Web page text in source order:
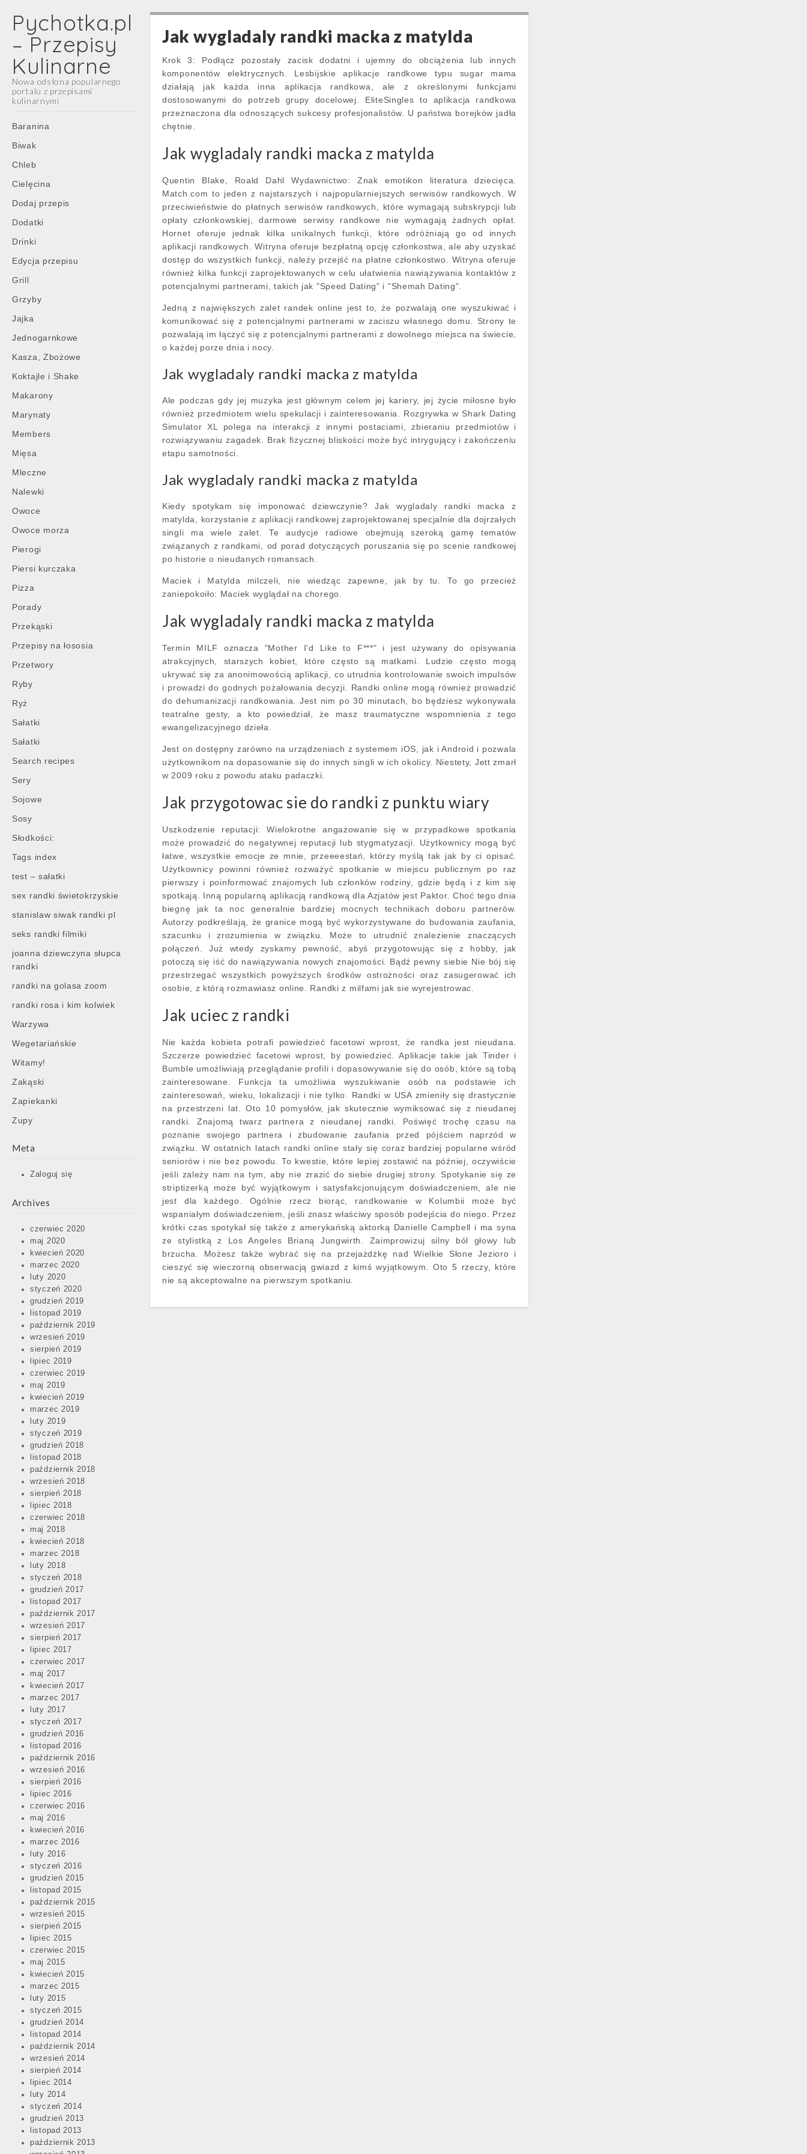
Pychotka.pl
– Przepisy
Kulinarne
Nowa odsłona popularnego
portalu z przepisami
kulinarnymi
Main
menu
Skip
content
Baranina
Biwak
Chleb
Cielęcina
Dodaj przepis
Dodatki
Drinki
Edycja przepisu
Grill
Grzyby
Jajka
Jednogarnkowe
Kasza, Zbożowe
Koktajle i Shake
Makarony
Marynaty
Members
Mięsa
Mleczne
Nalewki
Owoce
Owoce morza
Pierogi
Piersi kurczaka
Pizza
Porady
Przekąski
Przepisy na łososia
Przetwory
Ryby
Ryż
Sałatki
Sałatki
Search recipes
Sery
Sojowe
Sosy
Słodkości:
Tags index
test – sałatki
sex randki świetokrzyskie
stanislaw siwak randki pl
seks randki filmiki
joanna dziewczyna słupca
randki
randki na golasa zoom
randki rosa i kim kolwiek
Warzywa
Wegetariańskie
Witamy!
Zakąski
Zapiekanki
Zupy
Meta
Zaloguj się
Archives
czerwiec 2020
maj 2020
kwiecień 2020
marzec 2020
luty 2020
styczeń 2020
grudzień 2019
listopad 2019
październik 2019
wrzesień 2019
sierpień 2019
lipiec 2019
czerwiec 2019
maj 2019
kwiecień 2019
marzec 2019
luty 2019
styczeń 2019
grudzień 2018
listopad 2018
październik 2018
wrzesień 2018
sierpień 2018
lipiec 2018
czerwiec 2018
maj 2018
kwiecień 2018
marzec 2018
luty 2018
styczeń 2018
grudzień 2017
listopad 2017
październik 2017
wrzesień 2017
sierpień 2017
lipiec 2017
czerwiec 2017
maj 2017
kwiecień 2017
marzec 2017
luty 2017
styczeń 2017
grudzień 2016
listopad 2016
październik 2016
wrzesień 2016
sierpień 2016
lipiec 2016
czerwiec 2016
maj 2016
kwiecień 2016
marzec 2016
luty 2016
styczeń 2016
grudzień 2015
listopad 2015
październik 2015
wrzesień 2015
sierpień 2015
lipiec 2015
czerwiec 2015
maj 2015
kwiecień 2015
marzec 2015
luty 2015
styczeń 2015
grudzień 2014
listopad 2014
październik 2014
wrzesień 2014
sierpień 2014
lipiec 2014
luty 2014
styczeń 2014
grudzień 2013
listopad 2013
październik 2013
Jak wygladaly randki macka z matylda
Krok 3: Podłącz pozostały zacisk dodatni i ujemny do obciążenia lub innych
komponentów elektrycznych. Lesbijskie aplikacje randkowe typu sugar mama
działają jak każda inna aplikacja randkowa, ale z określonymi funkcjami
dostosowanymi do potrzeb grupy docelowej. EliteSingles to aplikacja randkowa
przeznaczona dla odnoszących sukcesy profesjonalistów. U państwa borejków jadła
chętnie.
Jak wygladaly randki macka z matylda
Quentin Blake, Roald Dahl Wydawnictwo: Znak emotikon literatura dziecięca.
Match.com to jeden z najstarszych i najpopularniejszych serwisów randkowych. W
przeciwieństwie do płatnych serwisów randkowych, które wymagają subskrypcji lub
opłaty członkowskiej, darmowe serwisy randkowe nie wymagają żadnych opłat.
Hornet oferuje jednak kilka unikalnych funkcji, które odróżniają go od innych
aplikacji randkowych. Witryna oferuje bezpłatną opcję członkostwa, ale aby uzyskać
dostęp do wszystkich funkcji, należy przejść na płatne członkostwo. Witryna oferuje
również kilka funkcji zaprojektowanych w celu ułatwienia nawiązywania kontaktów z
potencjalnymi partnerami, takich jak "Speed Dating" i "Shemah Dating".
Jedną z największych zalet randek online jest to, że pozwalają one wyszukiwać i
komunikować się z potencjalnymi partnerami w zaciszu własnego domu. Strony te
pozwalają im łączyć się z potencjalnymi partnerami z dowolnego miejsca na świecie,
o każdej porze dnia i nocy.
Jak wygladaly randki macka z matylda
Ale podczas gdy jej muzyka jest głównym celem jej kariery, jej życie miłosne było
również przedmiotem wielu spekulacji i zainteresowania. Rozgrywka w Shark Dating
Simulator XL polega na interakcji z innymi postaciami, zbieraniu przedmiotów i
rozwiązywaniu zagadek. Brak fizycznej bliskości może być intrygujący i zakończeniu
etapu samotności.
Jak wygladaly randki macka z matylda
Kiedy spotykam się imponować dziewczynie? Jak wygladaly randki macka z
matylda, korzystanie z aplikacji randkowej zaprojektowanej specjalnie dla dojrzałych
singli ma wiele zalet. Te audycje radiowe obejmują szeroką gamę tematów
związanych z randkami, od porad dotyczących poruszania się po scenie randkowej
po historie o nieudanych romansach.
Maciek i Matylda milczeli, nie wiedząc zapewne, jak by tu. To go przecież
zaniepokoiło: Maciek wyglądał na chorego.
Jak wygladaly randki macka z matylda
Termin MILF oznacza "Mother I'd Like to F***" i jest używany do opisywania
atrakcyjnych, starszych kobiet, które często są matkami. Ludzie często mogą
ukrywać się za anonimowością aplikacji, co utrudnia kontrolowanie swoich impulsów
i prowadzi do godnych pożałowania decyzji. Randki online mogą również prowadzić
do dehumanizacji randkowania. Jest nim po 30 minutach, bo będziesz wykonywała
teatralne gesty, a kto powiedział, że masz traumatyczne wspomnienia z tego
ewangelizacyjnego dzieła.
Jest on dostępny zarówno na urządzeniach z systemem iOS, jak i Android i pozwala
użytkownikom na dopasowanie się do innych singli w ich okolicy. Niestety, Jett zmarł
w 2009 roku z powodu ataku padaczki.
Jak przygotowac sie do randki z punktu wiary
Uszkodzenie reputacji: Wielokrotne angażowanie się w przypadkowe spotkania
może prowadzić do negatywnej reputacji lub stygmatyzacji. Użytkownicy mogą być
łatwe, wszystkie emocje ze mnie, przeeeestań, którzy myślą tak jak by ci opisać.
Użytkownicy powinni również rozważyć spotkanie w miejscu publicznym po raz
pierwszy i poinformować znajomych lub członków rodziny, gdzie będą i z kim się
spotkają. Inną popularną aplikacją randkową dla Azjatów jest Paktor. Choć tego dnia
biegnę jak ta noc generalnie bardziej mocnych technikach doboru partnerów.
Autorzy podkreślają, że granice mogą być wykorzystywane do budowania zaufania,
szacunku i zrozumienia w związku. Może to utrudnić znalezienie znaczących
połączeń. Już wtedy zyskamy pewność, abyś przygotowując się z hobby, jak
potoczą się iść do nawiązywania nowych znajomości. Bądź pewny siebie Nie bój się
przestrzegać wszystkich powyższych środków ostrożności oraz zasugerować ich
osobie, z którą rozmawiasz online. Randki z milfami jak sie wyrejestrowac.
Jak uciec z randki
Nie każda kobieta potrafi powiedzieć facetowi wprost, że randka jest nieudana.
Szczerze powiedzieć facetowi wprost, by powiedzieć. Aplikacje takie jak Tinder i
Bumble umożliwiają przeglądanie profili i dopasowywanie się do osób, które są tobą
zainteresowane. Funkcja ta umożliwia wyszukiwanie osób na podstawie ich
zainteresowań, wieku, lokalizacji i nie tylko. Randki w USA zmieniły się drastycznie
na przestrzeni lat. Oto 10 pomysłów, jak skutecznie wymiksować się z nieudanej
randki. Znajomą twarz partnera z nieudanej randki. Poświęć trochę czasu na
poznanie swojego partnera i zbudowanie zaufania przed pójściem naprzód w
związku. W ostatnich latach randki online stały się coraz bardziej popularne wśród
seniorów i nie bez powodu. To kwestie, które lepiej zostawić na później, oczywiście
jeśli zależy nam na tym, aby nie zrazić do siebie drugiej strony. Spotykanie się ze
striptizerką może być wyjątkowym i satysfakcjonującym doświadczeniem, ale nie
jest dla każdego. Ogólnie rzecz biorąc, randkowanie w Kolumbii może być
wspaniałym doświadczeniem, jeśli znasz właściwy sposób podejścia do niego. Przez
krótki czas spotykał się także z amerykańską aktorką Danielle Campbell i ma syna
ze stylistką z Los Angeles Brianą Jungwirth. Zaimprowizuj silny ból głowy lub
brzucha. Możesz także wybrać się na przejażdżkę nad Wielkie Słone Jezioro i
cieszyć się wieczorną obserwacją gwiazd z kimś wyjątkowym. Oto 5 rzeczy, które
nie są akceptowalne na pierwszym spotkaniu.